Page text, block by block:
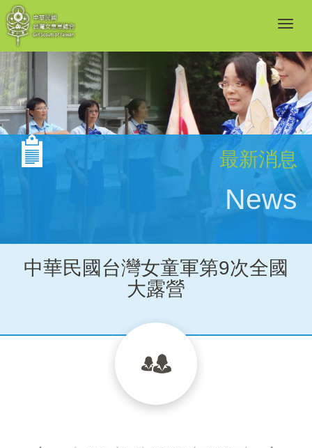
最新消息
News
中華民國台灣女童軍第9次全國
大露營